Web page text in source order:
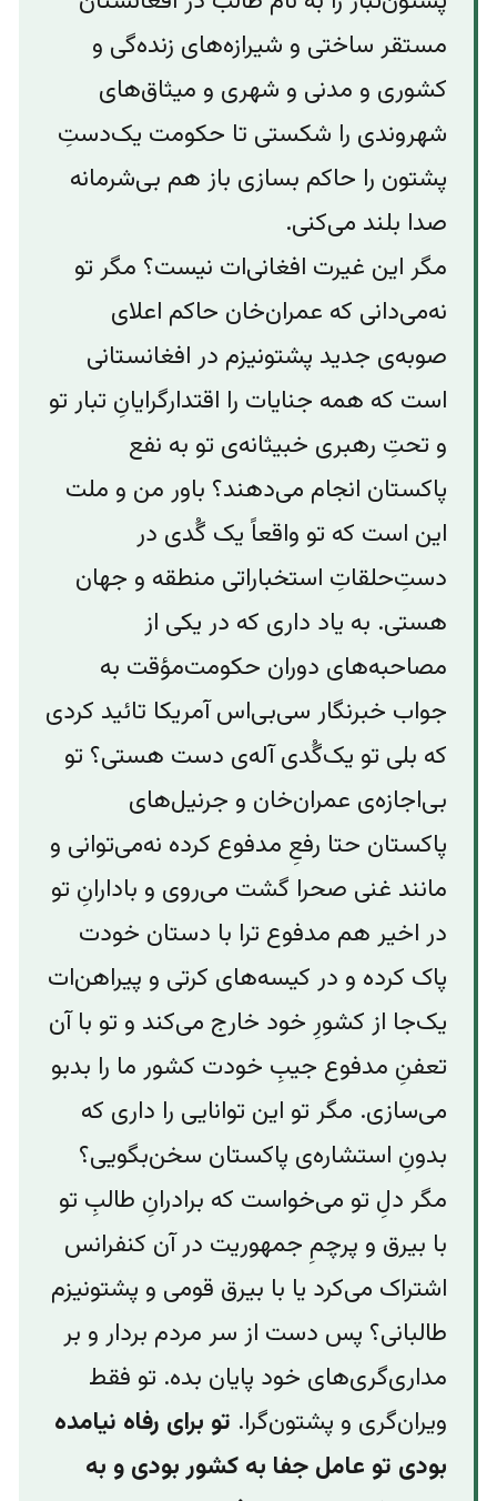
مستقر ساختی و شیرازه‌های زند‌ه‌گی و‌
کشوری و مدنی و شهری و میثاق‌های
شهروندی را شکستی تا حکومت یک‌دستِ
پشتون را حاکم بسازی باز هم بی‌شرمانه
صدا بلند می‌کنی.
مگر این غیرت افغانی‌ات نیست؟ مگر تو
نه‌می‌دانی که عمران‌خان حاکم اعلای
صوبه‌ی جدید پشتونیزم در افغانستانی
است که همه‌ جنایات را اقتدارگرایانِ تبار تو
و تحتِ رهبری خبیثانه‌ی تو به نفع
پاکستان انجام می‌دهند؟ باور من و ملت
این است که تو واقعاً یک گُدی در
دستِ‌حلقاتِ استخباراتی منطقه و جهان
هستی. به یاد داری که در یکی از
مصاحبه‌های دوران حکومت‌مؤقت به
جواب خبرنگار سی‌بی‌اس آمریکا تائید کردی
که بلی تو یک‌گُدی آله‌ی دست هستی؟ تو
بی‌اجازه‌ی عمران‌خان و جرنیل‌های
پاکستان حتا رفعِ مدفوع کرده نه‌می‌توانی ‌و
مانند غنی صحرا گشت می‌‌روی و‌ بادارانِ تو
در اخیر هم مدفوع ترا با دستان خودت
پاک کرده و در کیسه‌های کرتی و پیراهن‌ات
یک‌جا از کشورِ خود خارج می‌کند و تو با آن
تعفنِ مدفوع جیبِ خودت کشور ما را بدبو
می‌سازی. مگر تو این توانایی را داری که
بدونِ استشاره‌ی پاکستان سخن‌‌بگویی؟
مگر دلِ تو می‌خواست که برادرانِ طالبِ تو
با بیرق ‌و پرچمِ جمهوریت در آن کنفرانس
اشتراک می‌کرد یا با بیرق قومی و پشتونیزم
طالبانی؟ پس دست از سر مردم بردار و بر
مداری‌گری‌های خود پایان بده. تو‌ فقط
ویران‌گری ‌و پشتون‌گرا. تو برای رفاه نیامده
بودی تو عامل جفا به کشور بودی و به